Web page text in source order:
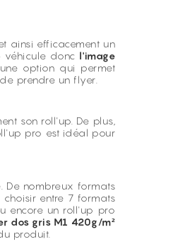
ainsi efficacement un
véhicule donc l'image
option qui permet
prendre un flyer
son roll'up. De plus,
pro est idéal pour
De nombreux formats
choisir entre 7 formats
encore un roll'up pro
dos gris M1 420g/m²
produit.